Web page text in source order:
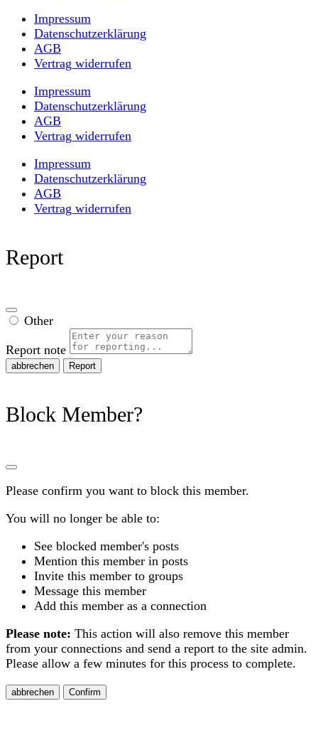
Impressum
Datenschutzerklärung
AGB
Vertrag widerrufen
Impressum
Datenschutzerklärung
AGB
Vertrag widerrufen
Impressum
Datenschutzerklärung
AGB
Vertrag widerrufen
Report
Other
Report note
Report
Block Member?
Please confirm you want to block this member.
You will no longer be able to:
See blocked member's posts
Mention this member in posts
Invite this member to groups
Message this member
Add this member as a connection
Please note: This action will also remove this member
from your connections and send a report to the site admin.
Please allow a few minutes for this process to complete.
Confirm